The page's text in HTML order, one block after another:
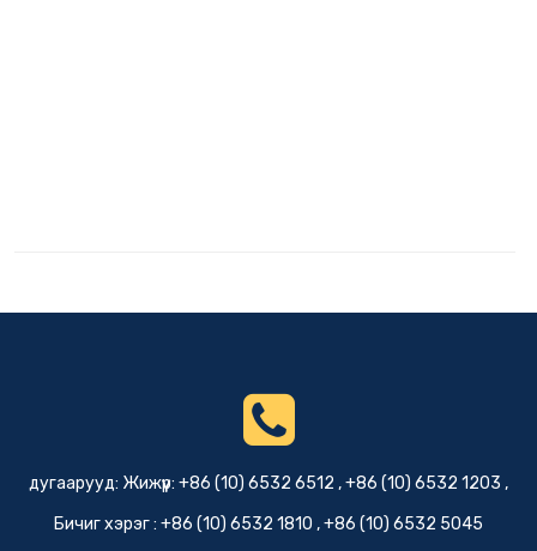
дугаарууд: Жижүүр: +86 (10) 6532 6512 , +86 (10) 6532 1203 ,
Бичиг хэрэг : +86 (10) 6532 1810 , +86 (10) 6532 5045